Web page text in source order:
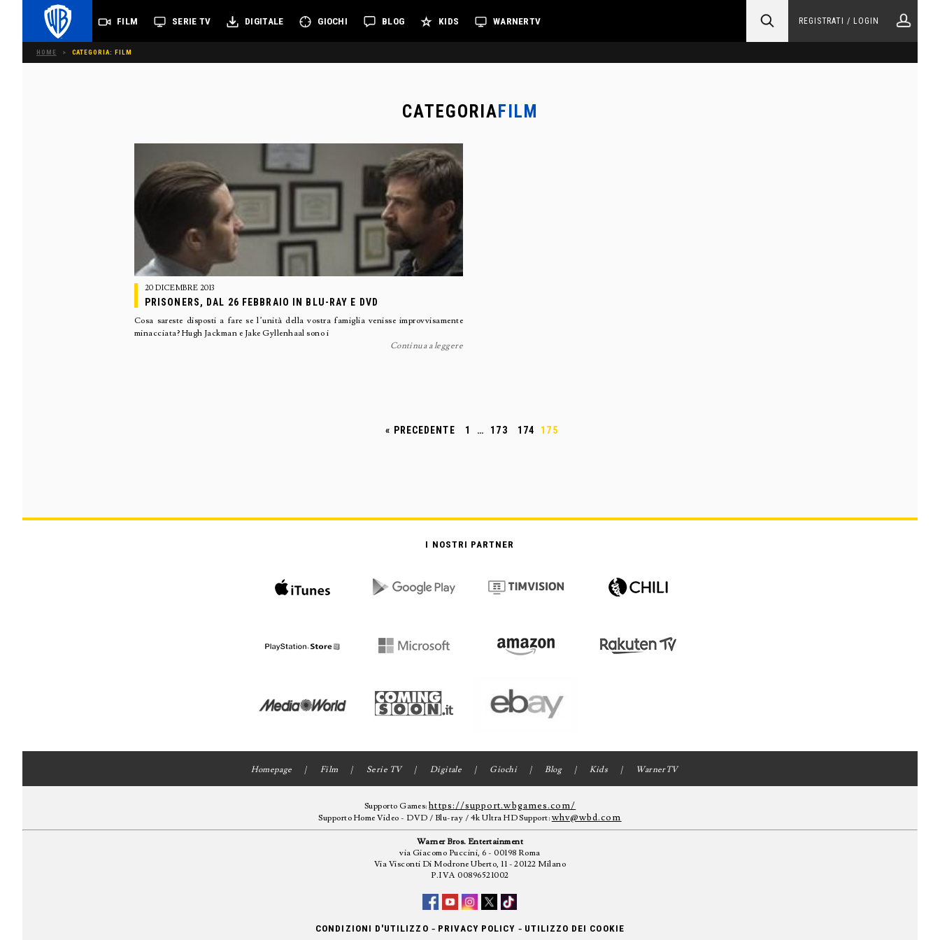
FILM SERIE TV DIGITALE GIOCHI BLOG KIDS WARNERTV REGISTRATI / LOGIN
HOME > CATEGORIA: FILM
CATEGORIA FILM
20 DICEMBRE 2013
PRISONERS, DAL 26 FEBBRAIO IN BLU-RAY E DVD
Cosa sareste disposti a fare se l’unità della vostra famiglia venisse improvvisamente
minacciata? Hugh Jackman e Jake Gyllenhaal sono i
Continua a leggere
« PRECEDENTE 1 … 173 174 175
I NOSTRI PARTNER
Homepage Film Serie TV Digitale Giochi Blog Kids WarnerTV
Supporto Games:https://support.wbgames.com/
Supporto Home Video - DVD / Blu-ray / 4k Ultra HD Support:whv@wbd.com
Warner Bros. Entertainment
via Giacomo Puccini, 6 - 00198 Roma
Via Visconti Di Modrone Uberto, 11 - 20122 Milano
P.IVA 00896521002
CONDIZIONI D'UTILIZZO - PRIVACY POLICY - UTILIZZO DEI COOKIE